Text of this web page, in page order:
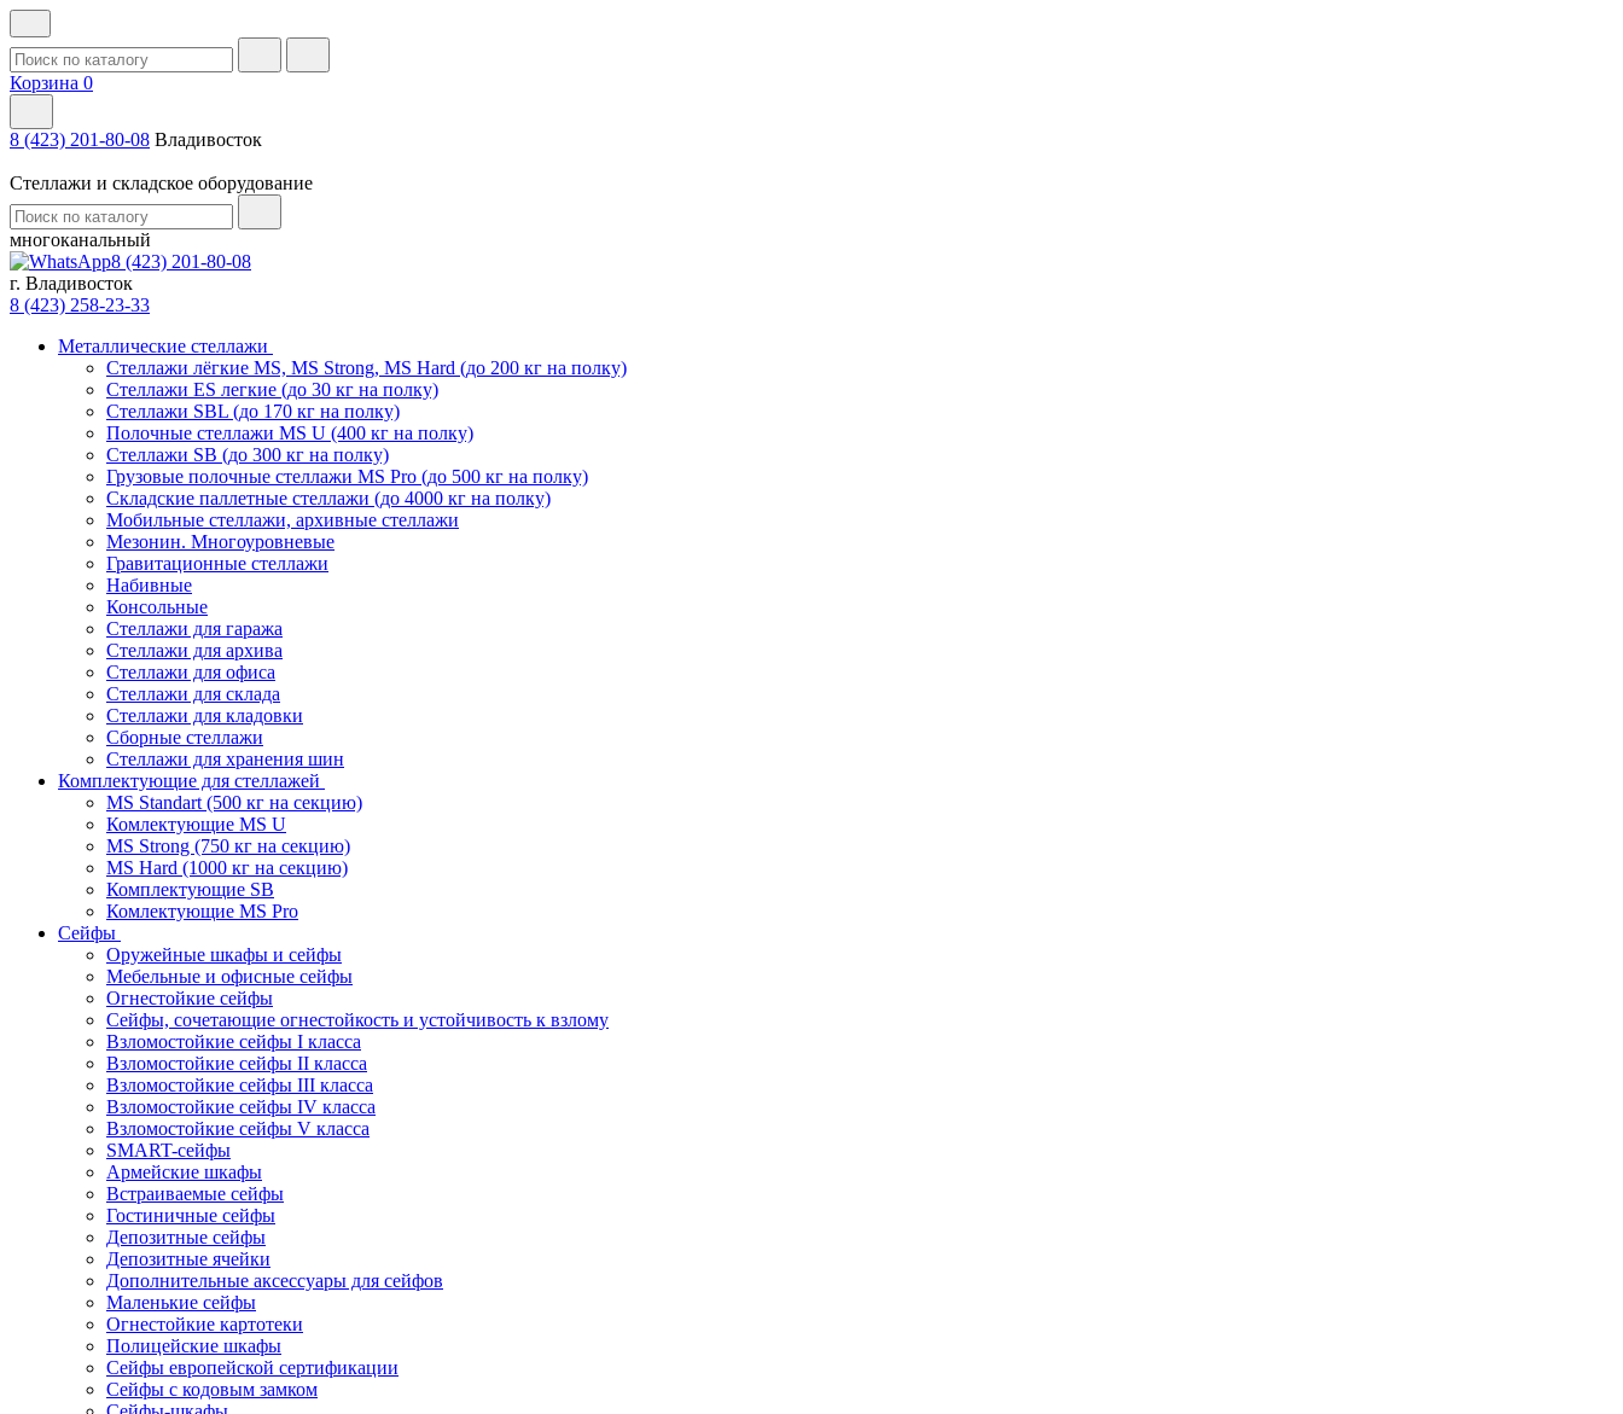
Корзина 0
8 (423) 201-80-08 Владивосток
Стеллажи и складское оборудование
многоканальный
8 (423) 201-80-08
г. Владивосток
8 (423) 258-23-33
Металлические стеллажи
Стеллажи лёгкие MS, MS Strong, MS Hard (до 200 кг на полку)
Стеллажи ES легкие (до 30 кг на полку)
Стеллажи SBL (до 170 кг на полку)
Полочные стеллажи MS U (400 кг на полку)
Стеллажи SB (до 300 кг на полку)
Грузовые полочные стеллажи MS Pro (до 500 кг на полку)
Складские паллетные стеллажи (до 4000 кг на полку)
Мобильные стеллажи, архивные стеллажи
Мезонин. Многоуровневые
Гравитационные стеллажи
Набивные
Консольные
Стеллажи для гаража
Стеллажи для архива
Стеллажи для офиса
Стеллажи для склада
Стеллажи для кладовки
Сборные стеллажи
Стеллажи для хранения шин
Комплектующие для стеллажей
MS Standart (500 кг на секцию)
Комлектующие MS U
MS Strong (750 кг на секцию)
MS Hard (1000 кг на секцию)
Комплектующие SB
Комлектующие MS Pro
Сейфы
Оружейные шкафы и сейфы
Мебельные и офисные сейфы
Огнестойкие сейфы
Сейфы, сочетающие огнестойкость и устойчивость к взлому
Взломостойкие сейфы I класса
Взломостойкие сейфы II класса
Взломостойкие сейфы III класса
Взломостойкие сейфы IV класса
Взломостойкие сейфы V класса
SMART-сейфы
Армейские шкафы
Встраиваемые сейфы
Гостиничные сейфы
Депозитные сейфы
Депозитные ячейки
Дополнительные аксессуары для сейфов
Маленькие сейфы
Огнестойкие картотеки
Полицейские шкафы
Сейфы европейской сертификации
Сейфы с кодовым замком